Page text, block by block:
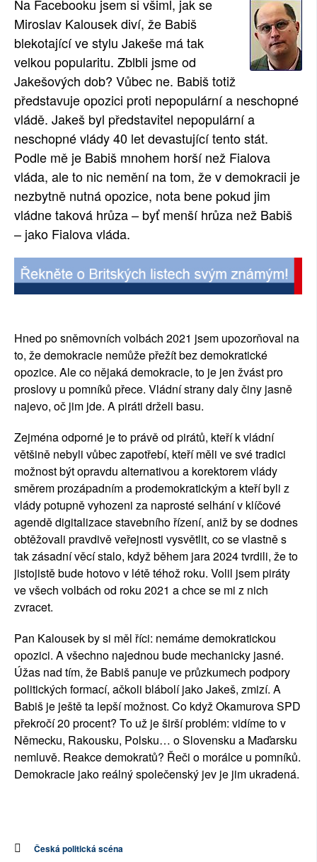
SOCIÁLNÍ SÍTĚ
RUBRIKY
PLNÁ VERZE STRÁNEK
Na Facebooku jsem si všiml, jak se
Miroslav Kalousek diví, že Babiš
blekotající ve stylu Jakeše má tak
velkou popularitu. Zblbli jsme od
Jakešových dob? Vůbec ne. Babiš totiž
představuje opozici proti nepopulární a neschopné
vládě. Jakeš byl představitel nepopulární a
neschopné vlády 40 let devastující tento stát.
Podle mě je Babiš mnohem horší než Fialova
vláda, ale to nic nemění na tom, že v demokracii je
nezbytně nutná opozice, nota bene pokud jim
vládne taková hrůza – byť menší hrůza než Babiš
– jako Fialova vláda.
Hned po sněmovních volbách 2021 jsem upozorňoval na
to, že demokracie nemůže přežít bez demokratické
opozice. Ale co nějaká demokracie, to je jen žvást pro
proslovy u pomníků přece. Vládní strany daly činy jasně
najevo, oč jim jde. A piráti drželi basu.
Zejména odporné je to právě od pirátů, kteří k vládní
většině nebyli vůbec zapotřebí, kteří měli ve své tradici
možnost být opravdu alternativou a korektorem vlády
směrem prozápadním a prodemokratickým a kteří byli z
vlády potupně vyhozeni za naprosté selhání v klíčové
agendě digitalizace stavebního řízení, aniž by se dodnes
obtěžovali pravdivě veřejnosti vysvětlit, co se vlastně s
tak zásadní věcí stalo, když během jara 2024 tvrdili, že to
jistojistě bude hotovo v létě téhož roku. Volil jsem piráty
ve všech volbách od roku 2021 a chce se mi z nich
zvracet.
Pan Kalousek by si měl říci: nemáme demokratickou
opozici. A všechno najednou bude mechanicky jasné.
Úžas nad tím, že Babiš panuje ve průzkumech podpory
politických formací, ačkoli blábolí jako Jakeš, zmizí. A
Babiš je ještě ta lepší možnost. Co když Okamurova SPD
překročí 20 procent? To už je širší problém: vidíme to v
Německu, Rakousku, Polsku… o Slovensku a Maďarsku
nemluvě. Reakce demokratů? Řeči o morálce u pomníků.
Demokracie jako reálný společenský jev je jim ukradená.
Česká politická scéna